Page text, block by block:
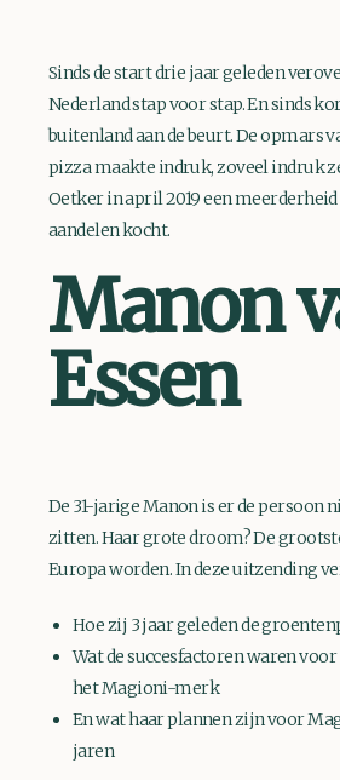
Sinds de start drie jaar geleden
Nederland stap voor stap. En sinds
buitenland aan de beurt. De opmars
pizza maakte indruk, zoveel indruk
Oetker in april 2019 een
aandelen kocht.
Manon
Essen
De 31-jarige Manon is er de persoon
zitten. Haar grote droom? De
Europa worden. In deze uitzending
Hoe zij 3 jaar geleden de
Wat de succesfactoren waren
het Magioni-merk
En wat haar plannen zijn voor
jaren